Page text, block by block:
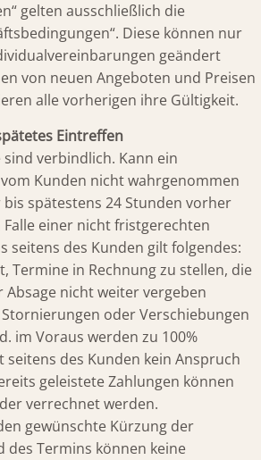
gelten ausschließlich die
Diese können nur
geändert
von neuen Angeboten und Preisen
alle vorherigen ihre Gültigkeit.
Eintreffen
verbindlich. Kann ein
Kunden nicht wahrgenommen
spätestens 24 Stunden vorher
einer nicht fristgerechten
seitens des Kunden gilt folgendes:
Termine in Rechnung zu stellen, die
nicht weiter vergeben
Stornierungen oder Verschiebungen
im Voraus werden zu 100%
seitens des Kunden kein Anspruch
geleistete Zahlungen können
verrechnet werden.
gewünschte Kürzung der
des Termins können keine